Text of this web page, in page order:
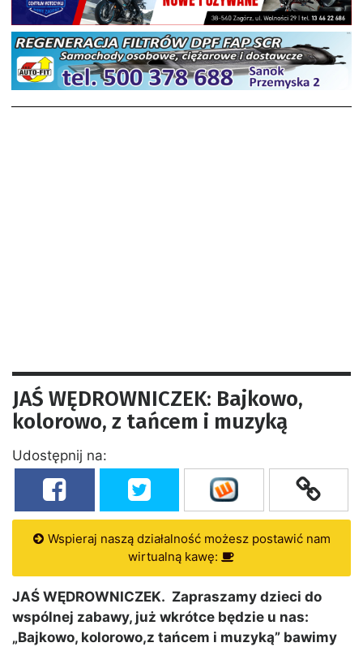
JAŚ WĘDROWNICZEK: Bajkowo,
kolorowo, z tańcem i muzyką
Udostępnij na:
Wspieraj naszą działalność możesz postawić nam
wirtualną kawę:
JAŚ WĘDROWNICZEK. Zapraszamy dzieci do
wspólnej zabawy, już wkrótce będzie u nas:
„Bajkowo, kolorowo,z tańcem i muzyką” bawimy